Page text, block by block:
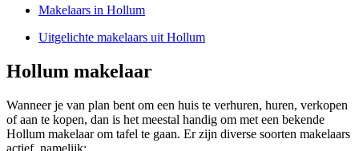
Makelaars in Hollum
Uitgelichte makelaars uit Hollum
Hollum makelaar
Wanneer je van plan bent om een huis te verhuren, huren, verkopen
of aan te kopen, dan is het meestal handig om met een bekende
Hollum makelaar om tafel te gaan. Er zijn diverse soorten makelaars
actief, namelijk: